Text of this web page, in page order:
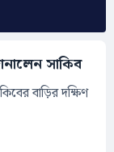
সাকিব
বাড়ির দক্ষিণ